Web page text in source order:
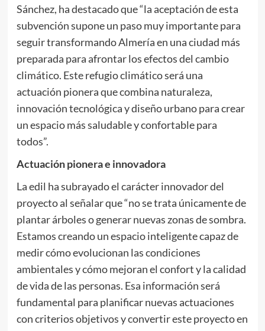
Sánchez, ha destacado que “la aceptación de esta
subvención supone un paso muy importante para
seguir transformando Almería en una ciudad más
preparada para afrontar los efectos del cambio
climático. Este refugio climático será una
actuación pionera que combina naturaleza,
innovación tecnológica y diseño urbano para crear
un espacio más saludable y confortable para
todos”.
Actuación pionera e innovadora
La edil ha subrayado el carácter innovador del
proyecto al señalar que “no se trata únicamente de
plantar árboles o generar nuevas zonas de sombra.
Estamos creando un espacio inteligente capaz de
medir cómo evolucionan las condiciones
ambientales y cómo mejoran el confort y la calidad
de vida de las personas. Esa información será
fundamental para planificar nuevas actuaciones
con criterios objetivos y convertir este proyecto en